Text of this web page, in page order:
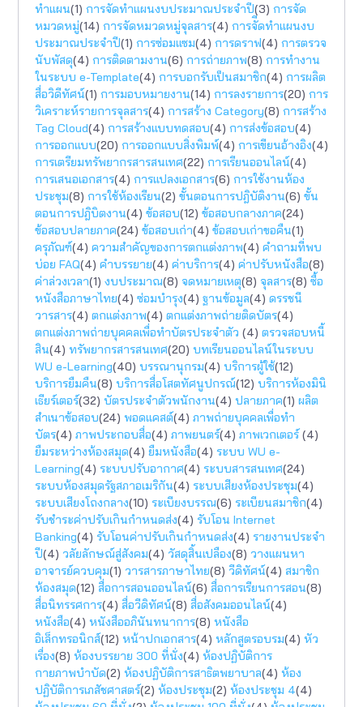
ทำแผน(1) การจัดทำแผนงบประมาณประจำปี(3) การจัด
หมวดหมู่(14) การจัดหมวดหมู่จุลสาร(4) การจัีดทำแผนงบ
ประมาณประจำปี(1) การซ่อมแซม(4) การดราฟ(4) การตรวจ
นับพัสดุ(4) การติดตามงาน(6) การถ่ายภาพ(8) การทำงาน
ในระบบ e-Template(4) การบอกรับเป็นสมาชิก(4) การผลิต
สื่อวิดีทัศน์(1) การมอบหมายงาน(14) การลงรายการ(20) การ
วิเคราะห์รายการจุลสาร(4) การสร้าง Category(8) การสร้าง
Tag Cloud(4) การสร้างแบบทดสอบ(4) การส่งข้อสอบ(4)
การออกแบบ(20) การออกแบบสิ่งพิมพ์(4) การเขียนอ้างอิง(4)
การเตรียมทรัพยากรสารสนเทศ(22) การเรียนออนไลน์(4)
การเสนอเอกสาร(4) การแปลงเอกสาร(6) การใช้งานห้อง
ประชุม(8) การใช้ห้องเรียน(2) ขั้นตอนการปฎิบัติงาน(6) ขั้น
ตอนการปฎิบิตงาน(4) ข้อสอบ(12) ข้อสอบกลางภาค(24)
ข้อสอบปลายภาค(24) ข้อสอบเก่า(4) ข้อสอบเก่าขอคืน(1)
ครุภัณฑ์(4) ความสำคัญของการตกแต่งภาพ(4) คำถามที่พบ
บ่อย FAQ(4) คำบรรยาย(4) ค่าบริการ(4) ค่าปรับหนังสือ(8)
ค่าล่วงเวลา(1) งบประมาณ(8) จดหมายเหตุ(8) จุลสาร(8) ซื้อ
หนังสือภาษาไทย(4) ซ่อมบำรุง(4) ฐานข้อมูล(4) ดรรชนี
วารสาร(4) ตกแต่งภาพ(4) ตกแต่งภาพถ่ายติดบัตร(4)
ตกแต่งภาพถ่ายบุคคลเพื่อทำบัตรประจำตัว (4) ตรวจสอบหนี้
สิน(4) ทรัพยากรสารสนเทศ(20) บทเรียนออนไลน์ในระบบ
WU e-Learning(40) บรรณานุกรม(4) บริการผู้ใช้(12)
บริการยืมคืน(8) บริการสื่อโสตทัศนูปกรณ์(12) บริการห้องมินิ
เธียร์เตอร์(32) บัตรประจำตัวพนักงาน(4) ปลายภาค(1) ผลิต
สำเนาข้อสอบ(24) พอดแคสต์(4) ภาพถ่ายบุคคลเพื่อทำ
บัตร(4) ภาพประกอบสื่อ(4) ภาพยนตร์(4) ภาพเวกเตอร์(4)
ยืมระหว่างห้องสมุด(4) ยืมหนังสือ(4) ระบบ WU e-
Learning(4) ระบบปรับอากาศ(4) ระบบสารสนเทศ(24)
ระบบห้องสมุดรัฐสภาอเมริกัน(4) ระบบเสียงห้องประชุม(4)
ระบบเสียงโถงกลาง(10) ระเบียงบรรณ(6) ระเบียนสมาชิก(4)
รับชำระค่าปรับเกินกำหนดส่ง(4) รับโอน Internet
Banking(4) รับโอนค่าปรับเกินกำหนดส่ง(4) รายงานประจำ
ปี(4) วลัยลักษณ์สู่สังคม(4) วัสดุสิ้นเปลือง(8) วางแผนหา
อาจารย์ควบคุม(1) วารสารภาษาไทย(8) วีดิทัศน์(4) สมาชิก
ห้องสมุด(12) สื่อการสอนออนไลน์(6) สื่อการเรียนการสอน(8)
สื่อนิทรรศการ(4) สื่อวีดิทัศน์(8) สื่อสังคมออนไลน์(4)
หนังสือ(4) หนังสืออภินันทนาการ(8) หนังสือ
อิเล็กทรอนิกส์(12) หน้าปกเอกสาร(4) หลักสูตรอบรม(4) หัว
เรื่อง(8) ห้องบรรยาย 300 ที่นั่ง(4) ห้องปฏิบัติการ
กายภาพบำบัด(2) ห้องปฏิบัติการสาธิตพยาบาล(4) ห้อง
ปฏิบัติการเภสัชศาสตร์(2) ห้องประชุม(2) ห้องประชุม 4(4)